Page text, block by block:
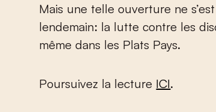
Mais une telle ouverture ne
lendemain: la lutte contre les
même dans les Plats Pays.
Poursuivez la lecture ICI.